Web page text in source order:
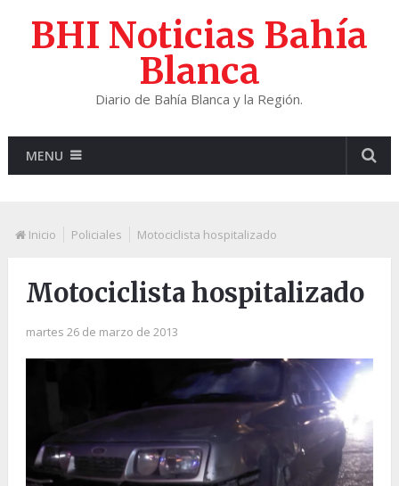
BHI Noticias Bahía
Blanca
Diario de Bahía Blanca y la Región.
MENU
Inicio Policiales Motociclista hospitalizado
Motociclista hospitalizado
martes 26 de marzo de 2013